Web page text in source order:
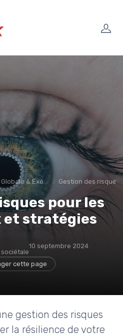
& Exécution Gestion des risques
pour les
et stratégies
10 septembre 2024
cette page
gestion des risques
la résilience de votre